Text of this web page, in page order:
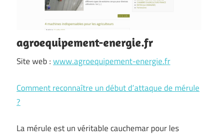
agroequipement-energie.fr
Site web :www.agroequipement-energie.fr
Comment reconnaître un début d’attaque de mérule
?
La mérule est un véritable cauchemar pour les